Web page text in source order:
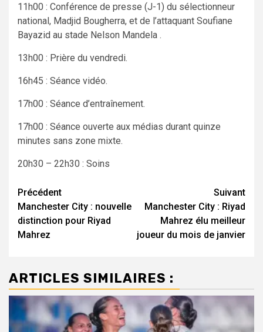
11h00 : Conférence de presse (J-1) du sélectionneur
national, Madjid Bougherra, et de l’attaquant Soufiane
Bayazid au stade Nelson Mandela .
13h00 : Prière du vendredi.
16h45 : Séance vidéo.
17h00 : Séance d’entraînement.
17h00 : Séance ouverte aux médias durant quinze
minutes sans zone mixte.
20h30 – 22h30 : Soins
Navigation
d’article
Précédent
Manchester City : nouvelle
distinction pour Riyad
Mahrez
Suivant
Manchester City : Riyad
Mahrez élu meilleur
joueur du mois de janvier
ARTICLES SIMILAIRES :